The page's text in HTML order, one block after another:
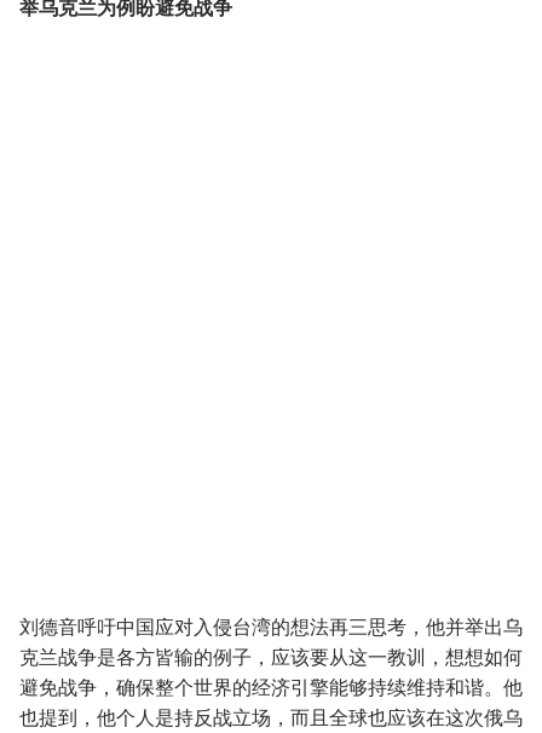
举乌克兰为例盼避免战争
刘德音呼吁中国应对入侵台湾的想法再三思考，他并举出乌
克兰战争是各方皆输的例子，应该要从这一教训，想想如何
避免战争，确保整个世界的经济引擎能够持续维持和谐。他
也提到，他个人是持反战立场，而且全球也应该在这次俄乌